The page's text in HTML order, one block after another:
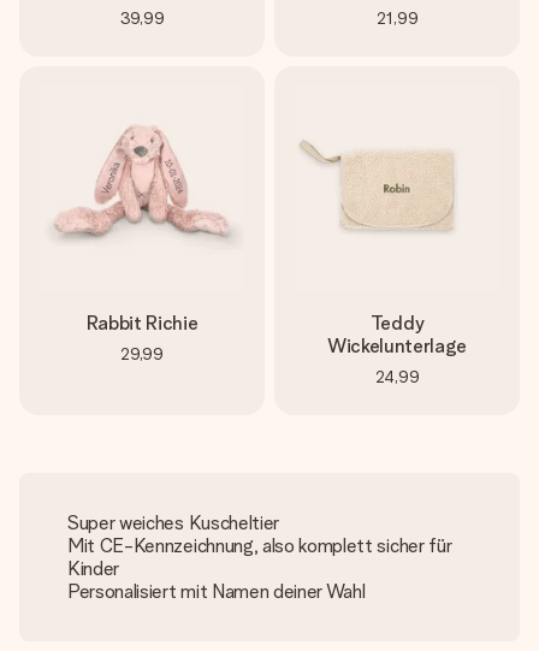
39,99 21,99
Rabbit Richie
29,99
Teddy
Wickelunterlage
24,99
Super weiches Kuscheltier
Mit CE-Kennzeichnung, also komplett sicher für
Kinder
Personalisiert mit Namen deiner Wahl